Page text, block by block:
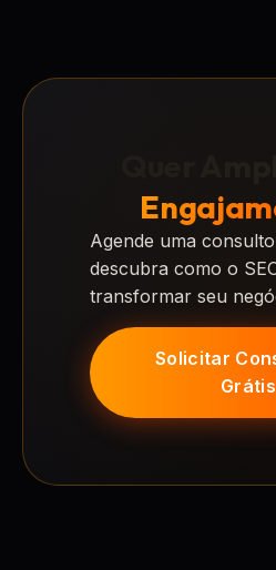
Agende uma
descubra como o
transformar seu
Solicitar
Grátis